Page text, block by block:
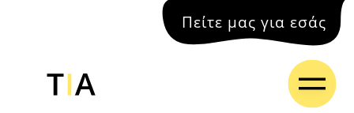
Πείτε μας για εσάς